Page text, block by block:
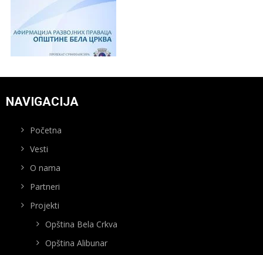
NAVIGACIJA
Početna
Vesti
O nama
Partneri
Projekti
Opština Bela Crkva
Opština Alibunar